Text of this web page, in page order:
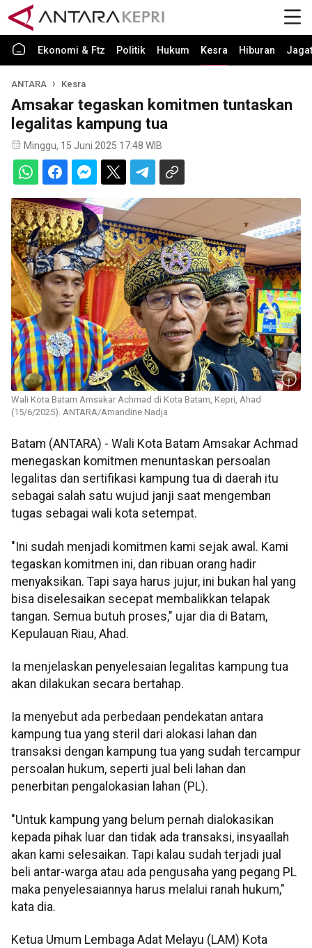
Ekonomi & Ftz Politik Hukum Kesra Hiburan Jagat
ANTARA Kesra
Amsakar tegaskan komitmen tuntaskan
legalitas kampung tua
Minggu, 15 Juni 2025 17:48 WIB
Wali Kota Batam Amsakar Achmad di Kota Batam, Kepri, Ahad
(15/6/2025). ANTARA/Amandine Nadja
Batam (ANTARA) - Wali Kota Batam Amsakar Achmad
menegaskan komitmen menuntaskan persoalan
legalitas dan sertifikasi kampung tua di daerah itu
sebagai salah satu wujud janji saat mengemban
tugas sebagai wali kota setempat.
"Ini sudah menjadi komitmen kami sejak awal. Kami
tegaskan komitmen ini, dan ribuan orang hadir
menyaksikan. Tapi saya harus jujur, ini bukan hal yang
bisa diselesaikan secepat membalikkan telapak
tangan. Semua butuh proses," ujar dia di Batam,
Kepulauan Riau, Ahad.
Ia menjelaskan penyelesaian legalitas kampung tua
akan dilakukan secara bertahap.
Ia menyebut ada perbedaan pendekatan antara
kampung tua yang steril dari alokasi lahan dan
transaksi dengan kampung tua yang sudah tercampur
persoalan hukum, seperti jual beli lahan dan
penerbitan pengalokasian lahan (PL).
"Untuk kampung yang belum pernah dialokasikan
kepada pihak luar dan tidak ada transaksi, insyaallah
akan kami selesaikan. Tapi kalau sudah terjadi jual
beli antar-warga atau ada pengusaha yang pegang PL
maka penyelesaiannya harus melalui ranah hukum,"
kata dia.
Ketua Umum Lembaga Adat Melayu (LAM) Kota